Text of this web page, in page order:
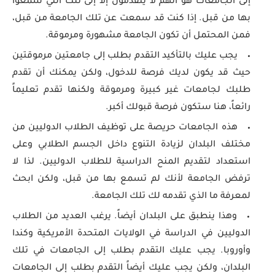
بها من قبل. إذا كنت قد سمعت عن تلك الجامعة من قبل،
فمن المحتمل أن تكون الجامعة مشهورة ومرموقة.
يجب عليك بالتأكيد التقدم بطلب إلى جامعتين مرموقتين
حيث قد يكون لديك فرصة للدخول، ولكن يمكنك أن تقدم
طلبك لجامعات غير كبيرة ومرموقة ولكنها تقدم تعليماً
رائعاً، هنا ستكون فرصة قبولك أكبر.
هذه الجامعات حريصة على توظيف الطلاب الدوليين من
مختلف البلدان لزيادة التنوع داخل الجسم الطلابي وعلى
استعداد لتقديم المنح الدراسية للطلاب الدوليين. لذا لا
ترفض الجامعة لأنك لم تسمع بها من قبل، ولكن ابحث
لمعرفة ما الذي تقدمه لك تلك الجامعة.
وهذا ينطبق على البلدان أيضاً. يرغب العديد من الطلاب
الدوليين في الدراسة في الولايات المتحدة الأمريكية وكندا
وأوروبا. يجب عليك التقدم بطلب إلى الجامعات في تلك
البلدان، ولكن يجب عليك أيضاً التقدم بطلب إلى الجامعات